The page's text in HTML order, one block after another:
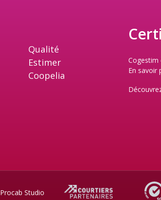
Qualité
Estimer
Coopelia
Cogestim
En savoir
Procab Studio